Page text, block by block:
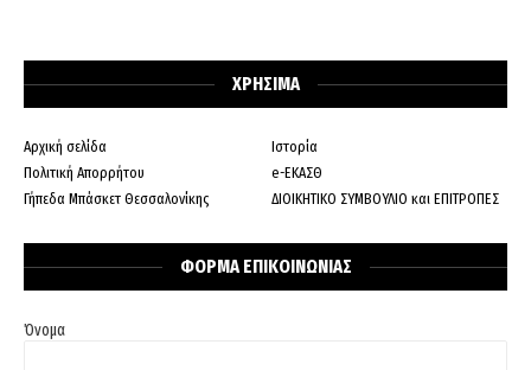
ΧΡΗΣΙΜΑ
Αρχική σελίδα
Ιστορία
Πολιτική Απορρήτου
e-ΕΚΑΣΘ
Γήπεδα Μπάσκετ Θεσσαλονίκης
ΔΙΟΙΚΗΤΙΚΟ ΣΥΜΒΟΥΛΙΟ και ΕΠΙΤΡΟΠΕΣ
ΦΟΡΜΑ ΕΠΙΚΟΙΝΩΝΙΑΣ
Όνομα